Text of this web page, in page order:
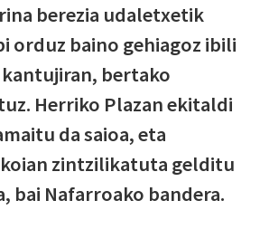
berezia udaletxetik
orduz baino gehiagoz ibili
bertako
Herriko Plazan ekitaldi
da saioa, eta
zintzilikatuta gelditu
bai Nafarroako bandera.